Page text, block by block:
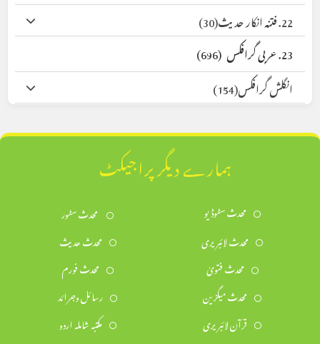
22. فتنہ انکار حدیث
(30)
23. عربی گرافکس
(696)
انگلش گرافکس(154)
ہمارے دیگر پراجیکٹ
محدث سٹوڈیو
محدث سٹور
محدث لائبریری
محدث حدیث
محدث فتویٰ
محدث فورم
محدث میگزین
رسائل وجرائد
قرآن لائبریری
مکتبہ شاملہ اردو